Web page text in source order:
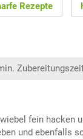
Rezepte
fein hacken
und ebenfalls